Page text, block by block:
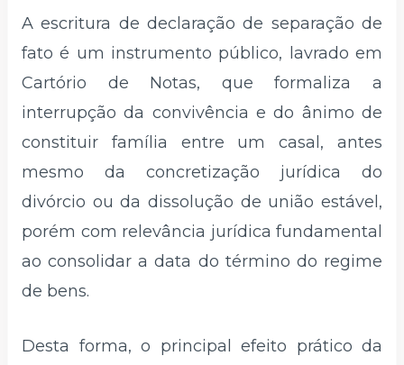
A escritura de declaração de separação de
fato é um instrumento público, lavrado em
Cartório de Notas, que formaliza a
interrupção da convivência e do ânimo de
constituir família entre um casal, antes
mesmo da concretização jurídica do
divórcio ou da dissolução de união estável,
porém com relevância jurídica fundamental
ao consolidar a data do término do regime
de bens.
Desta forma, o principal efeito prático da